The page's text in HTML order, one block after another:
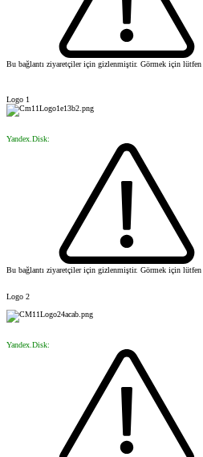
Bu bağlantı ziyaretçiler için gizlenmiştir. Görmek için lütfen
Logo 1
Yandex.Disk:
Bu bağlantı ziyaretçiler için gizlenmiştir. Görmek için lütfen
Logo 2
Yandex.Disk: